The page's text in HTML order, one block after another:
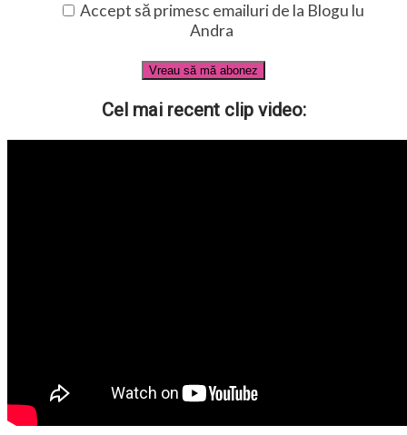
Accept să primesc emailuri de la Blogu lu
Andra
Cel mai recent clip video: